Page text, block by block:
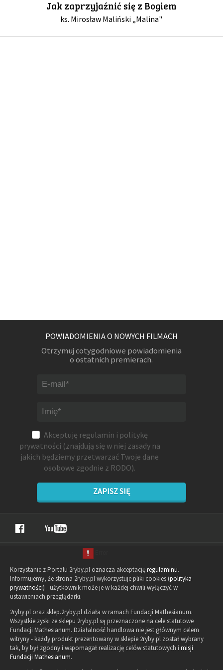
Jak zaprzyjaźnić się z Bogiem
ks. Mirosław Maliński „Malina"
POWIADOMIENIA O NOWYCH FILMACH
Otrzymuj cotygodniowe powiadomienia
o ostatnich premierach.
Akceptuję regulamin i politykę
prywatności (znajdują się w niej zasady na
jakich będziemy przetwarzać Twoje dane
osobowe zgodnie z RODO).
ZAPISZ SIĘ
Korzystanie z Portalu 2ryby.pl oznacza akceptacjęregulaminu.
Informujemy, że strona 2ryby.pl wykorzystuje pliki cookies (polityka
prywatności) - użytkownik może je w każdej chwili wyłączyć w
ustawieniach przeglądarki.
2ryby.pl oraz sklep.2ryby.pl działa w ramach Fundacji Mathesianum.
Wszystkie zyski ze sklepu 2ryby.pl są przeznaczone na cele statutowe
Fundacji Mathesianum. Działalność handlowa nie jest głównym celem
witryny - każdy produkt prezentowany w sklepie 2ryby.pl został wybrany
tak, by był zgodny i wspomagał realizację celów statutowych i misji
Fundacji Mathesianum.